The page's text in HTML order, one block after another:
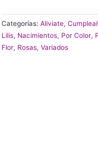
Categorías:Aliviate,
Lilis, Nacimientos, Por Color,
Flor, Rosas,Variados